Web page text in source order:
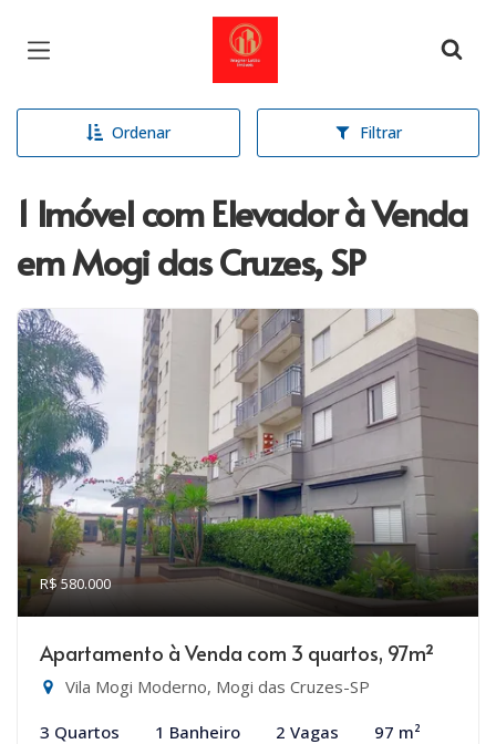
Página inicial
Ordenar Filtrar
1 Imóvel com Elevador à Venda
em Mogi das Cruzes, SP
R$ 580.000
Apartamento à Venda com 3 quartos, 97m²
Vila Mogi Moderno, Mogi das Cruzes-SP
3 Quartos 1 Banheiro 2 Vagas 97 m²